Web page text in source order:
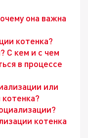
она важна
котенка?
С кем и с чем
в процессе
или
котенка